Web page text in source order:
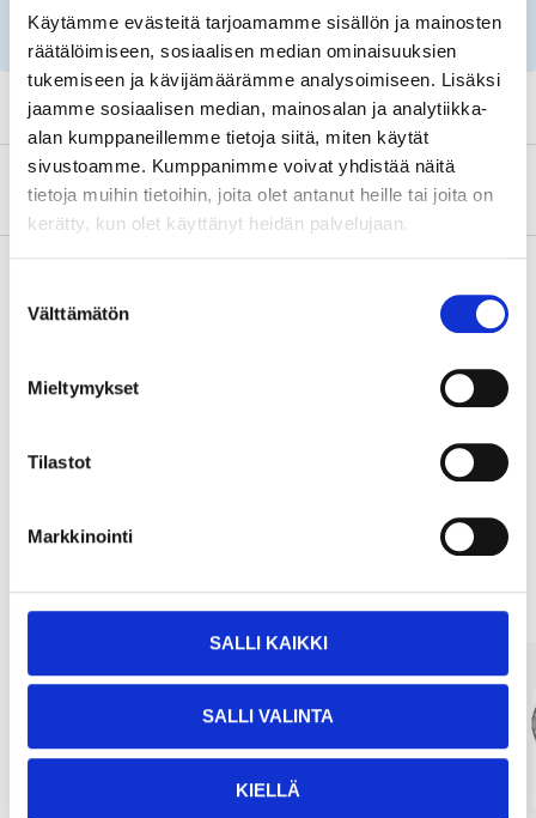
Käytämme evästeitä tarjoamamme sisällön ja mainosten
räätälöimiseen, sosiaalisen median ominaisuuksien
tukemiseen ja kävijämäärämme analysoimiseen. Lisäksi
jaamme sosiaalisen median, mainosalan ja analytiikka-
alan kumppaneillemme tietoja siitä, miten käytät
sivustoamme. Kumppanimme voivat yhdistää näitä
tietoja muihin tietoihin, joita olet antanut heille tai joita on
kerätty, kun olet käyttänyt heidän palvelujaan.
valinta
Välttämätön
Mieltymykset
Tilastot
Markkinointi
SALLI KAIKKI
SALLI VALINTA
KIELLÄ
Tärkeää tietoa varaosien etsimisestä
rekisterinumeron ja huoltosuositusten avulla!
Tietoa valmistajasta
Osta verkosta ja nouda tavaratalosta jo 2 tunnin kuluttua!